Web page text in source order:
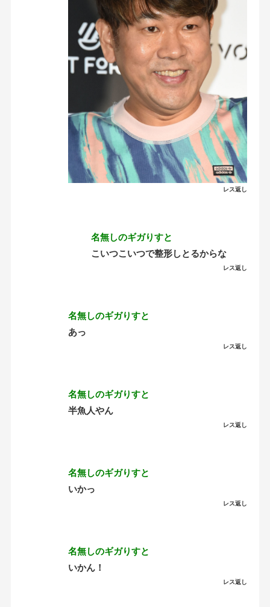
レス返し
名無しのギガりすと
こいつこいつで整形しとるからな
レス返し
名無しのギガりすと
あっ
レス返し
名無しのギガりすと
半魚人やん
レス返し
名無しのギガりすと
いかっ
レス返し
名無しのギガりすと
いかん！
レス返し